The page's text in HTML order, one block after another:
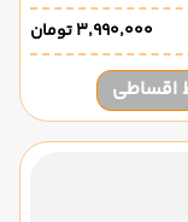
۳٬۹۹۰٬۰۰۰ تومان
اقساطی